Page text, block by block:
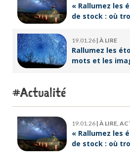
« Rallumez les
de stock : où
19.01.26 | À LIRE
Rallumez les
mots et les
Actualité
19.01.26 | À LIRE,
« Rallumez les
de stock : où